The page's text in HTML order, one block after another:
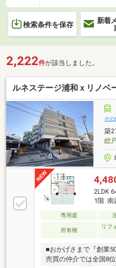
検索条件を保存
新着
2,222件が該当しました。
ルネステージ浦和ｘリノベ
その
築
総
2LDK
1階 南
専用庭
所有権
リフ
■おかげさまで『創業
売買の仲介では全国8